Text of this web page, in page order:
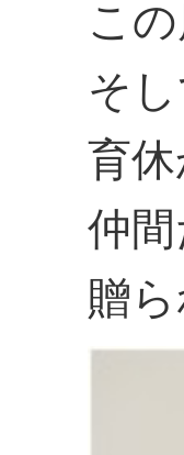
こ
そ
育
仲
贈